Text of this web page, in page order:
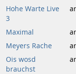
Hohe Warte Live
3
Maximal
Meyers Rache
Ois wosd
brauchst